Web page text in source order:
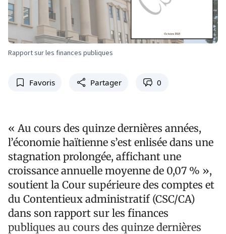
Rapport sur les finances publiques
Favoris Partager 0
« Au cours des quinze dernières années,
l’économie haïtienne s’est enlisée dans une
stagnation prolongée, affichant une
croissance annuelle moyenne de 0,07 % »,
soutient la Cour supérieure des comptes et
du Contentieux administratif (CSC/CA)
dans son rapport sur les finances
publiques au cours des quinze dernières